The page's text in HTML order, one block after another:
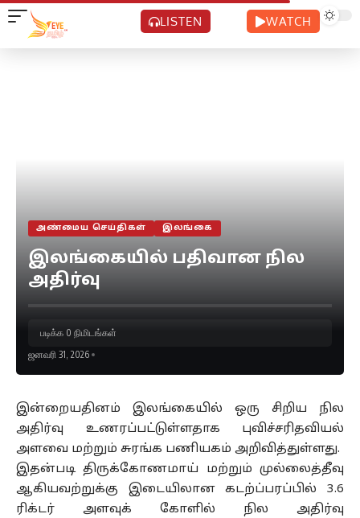
LISTEN WATCH
அண்மைய செய்திகள் இலங்கை
இலங்கையில் பதிவான நில
அதிர்வு
ஜனவரி 31, 2026
படிக்க 0 நிமிடங்கள்
இன்றையதினம் இலங்கையில் ஒரு சிறிய நில
அதிர்வு உணரப்பட்டுள்ளதாக புவிச்சரிதவியல்
அளவை மற்றும் சுரங்க பணியகம் அறிவித்துள்ளது.
இதன்படி திருக்கோணமாய் மற்றும் முல்லைத்தீவு
ஆகியவற்றுக்கு இடையிலான கடற்ப்பரப்பில் 3.6
ரிக்டர் அளவுக் கோளில் நில அதிர்வு